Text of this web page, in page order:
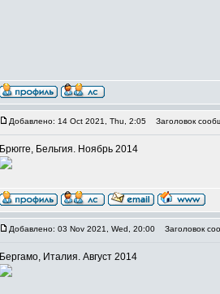
Добавлено: 14 Oct 2021, Thu, 2:05 Заголовок
Брюгге, Бельгия. Ноябрь 2014
Добавлено: 03 Nov 2021, Wed, 20:00 Заголовок
Бергамо, Италия. Август 2014